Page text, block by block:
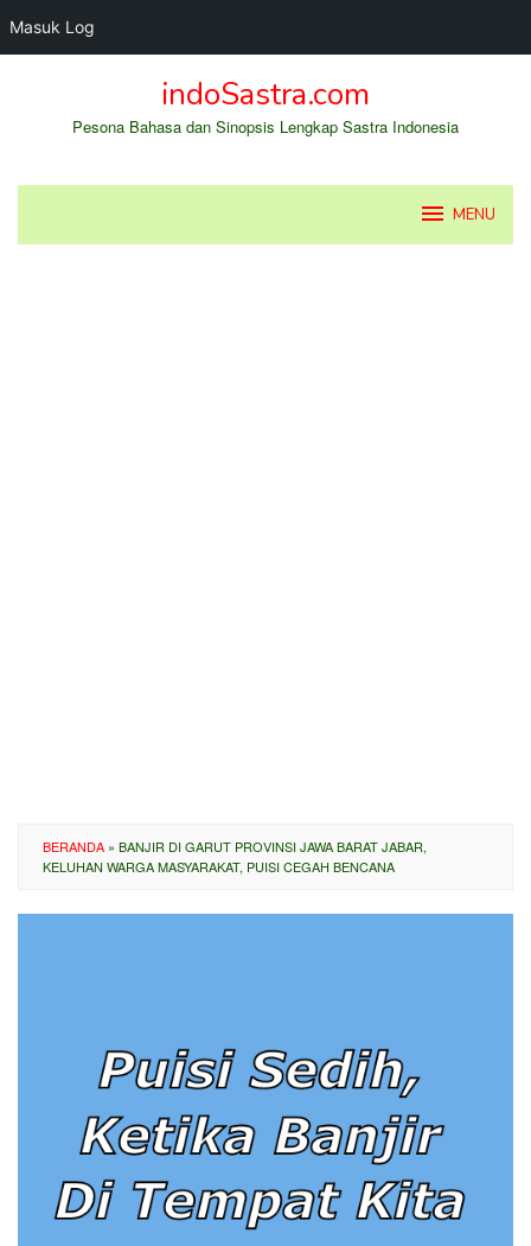
Masuk Log
indoSastra.com
Pesona Bahasa dan Sinopsis Lengkap Sastra Indonesia
MENU
BERANDA » BANJIR DI GARUT PROVINSI JAWA BARAT JABAR,
KELUHAN WARGA MASYARAKAT, PUISI CEGAH BENCANA